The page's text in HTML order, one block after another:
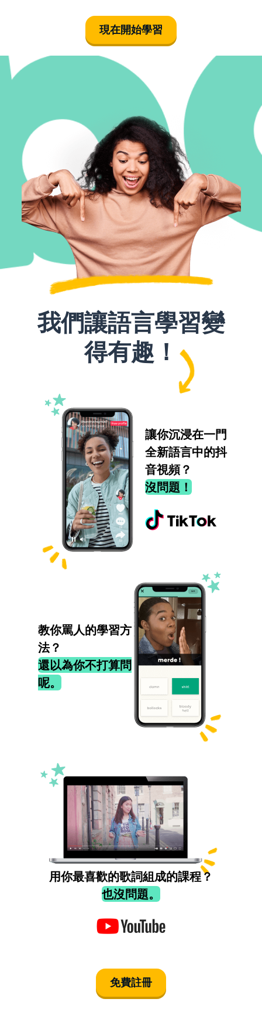
現在開始學習
我們讓語言學習變
得有趣！
讓你沉浸在一門
全新語言中的抖
音視頻？
沒問題！
教你罵人的學習方
法？
還以為你不打算問
呢。
用你最喜歡的歌詞組成的課程？
也沒問題。
免費註冊